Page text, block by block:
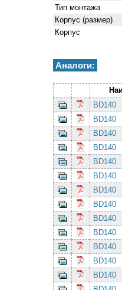
Тип монтажа
Корпус (размер)
Корпус
Аналоги:
BD140
BD140
BD140
BD140
BD140
BD140
BD140
BD140
BD140
BD140
BD140
BD140
BD140